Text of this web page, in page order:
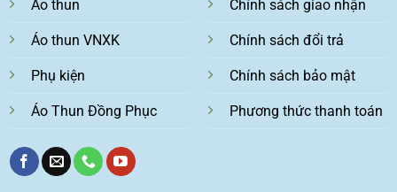
Áo thun
Áo thun VNXK
Phụ kiện
Áo Thun Đồng Phục
Chính sách giao nhận
Chính sách đổi trả
Chính sách bảo mật
Phương thức thanh toán